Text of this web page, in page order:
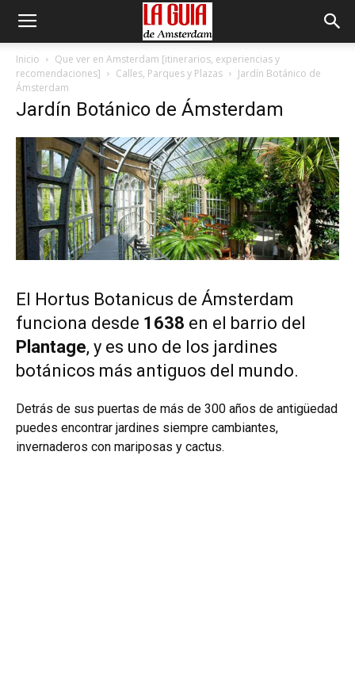
Inicio
Que ver en Amsterdam [itinerarios, experiencias y
recomendaciones]
Calles, Parques y Plazas
Jardín Botánico de
Ámsterdam
Jardín Botánico de Ámsterdam
El Hortus Botanicus de Ámsterdam
funciona desde 1638 en el barrio del
Plantage, y es uno de los jardines
botánicos más antiguos del mundo.
Detrás de sus puertas de más de 300 años de antigüedad
puedes encontrar jardines siempre cambiantes,
invernaderos con mariposas y cactus.